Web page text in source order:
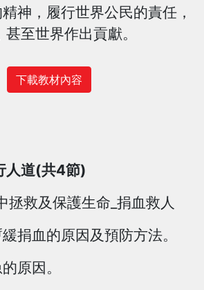
神，履行世界公民的責任，
至世界作出貢獻。
下載教材內容
人道(共4節)
拯救及保護生命_捐血救人
捐血的原因及預防方法。
原因。